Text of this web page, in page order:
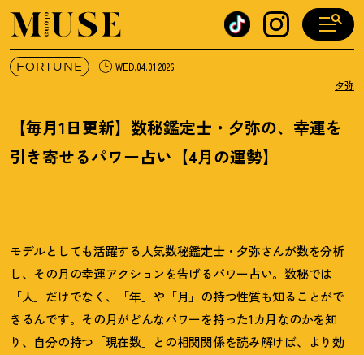
オトナミューズ ウェブ
FORTUNE WED.04.01 2026
夕弥
【毎月1日更新】数秘鑑定士・夕弥の、幸運を
引き寄せるパワー占い【4月の運勢】
モデルとしても活躍する人気数秘鑑定士・夕弥さんが数を分析
し、その月の幸運アクションを告げるパワー占い。数秘では
「人」だけでなく、「年」や「月」の持つ性質も知ることがで
きるんです。その月がどんなパワーを持った1カ月なのかを知
り、自分の持つ「現在数」との相関関係を読み解けば、より効